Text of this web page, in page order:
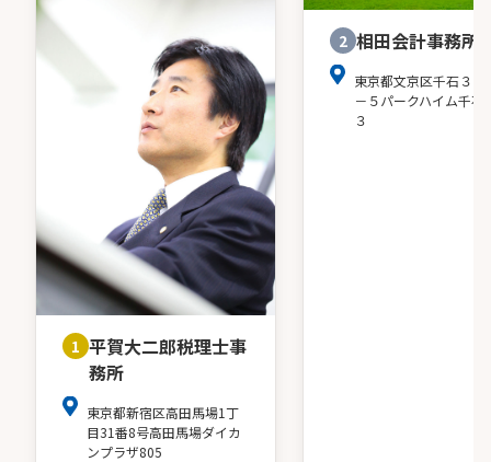
1 平賀大二郎税理士事
務所
東京都新宿区高田馬場1丁
目31番8号高田馬場ダイカ
ンプラザ805
2 相田会計事務所
東京都文京区千石３－
－５パークハイム千石
３